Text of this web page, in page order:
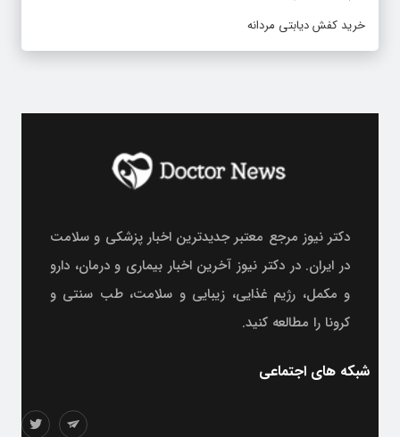
خرید کفش دیابتی مردانه
دکتر نیوز مرجع معتبر جدیدترین اخبار پزشکی و سلامت
در ایران. در دکتر نیوز آخرین اخبار بیماری و درمان، دارو
و مکمل، رژیم غذایی، زیبایی و سلامت، طب سنتی و
کرونا را مطالعه کنید.
شبکه های اجتماعی